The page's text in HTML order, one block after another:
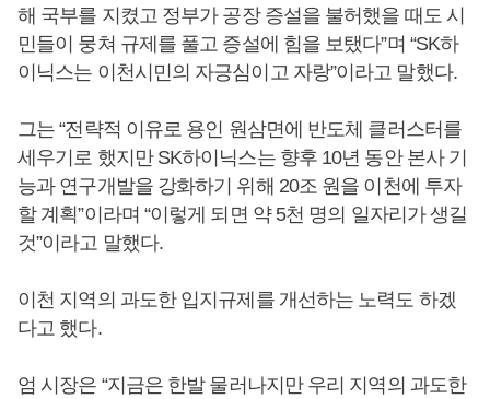
해 국부를 지켰고 정부가 공장 증설을 불허했을 때도 시
민들이 뭉쳐 규제를 풀고 증설에 힘을 보탰다”며 “SK하
이닉스는 이천시민의 자긍심이고 자랑”이라고 말했다.
그는 “전략적 이유로 용인 원삼면에 반도체 클러스터를
세우기로 했지만 SK하이닉스는 향후 10년 동안 본사 기
능과 연구개발을 강화하기 위해 20조 원을 이천에 투자
할 계획”이라며 “이렇게 되면 약 5천 명의 일자리가 생길
것”이라고 말했다.
이천 지역의 과도한 입지규제를 개선하는 노력도 하겠
다고 했다.
엄 시장은 “지금은 한발 물러나지만 우리 지역의 과도한